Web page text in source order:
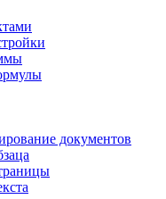
документов